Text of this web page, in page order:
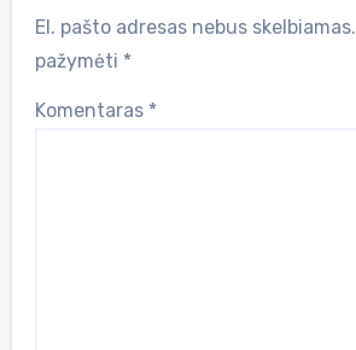
El. pašto adresas nebus skelbiamas.
pažymėti *
Komentaras *